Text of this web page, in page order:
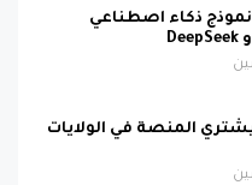
ذكاء اصطناعي
المنصة في الولايات